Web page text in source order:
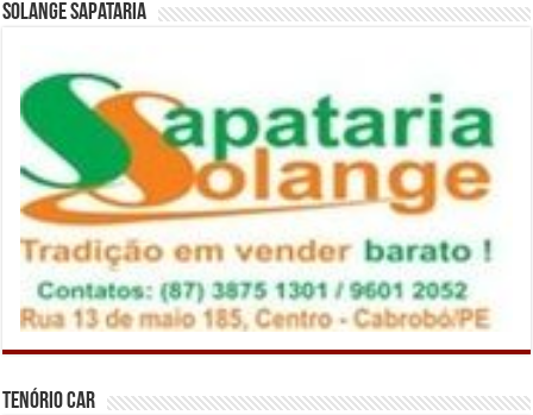
Solange Sapataria
Tenório Car